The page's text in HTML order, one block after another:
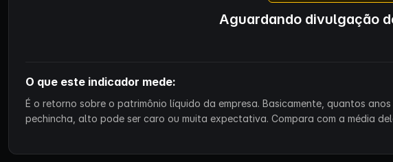
Aguardando divulgação
O que este indicador mede:
É o retorno sobre o patrimônio líquido da empresa. Basicamente, quantos
pechincha, alto pode ser caro ou muita expectativa. Compara com a média